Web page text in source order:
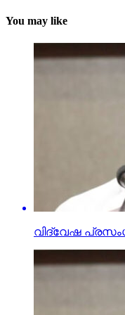
You may like
വിദ്വേഷ